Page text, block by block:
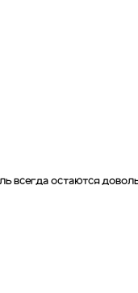
всегда остаются